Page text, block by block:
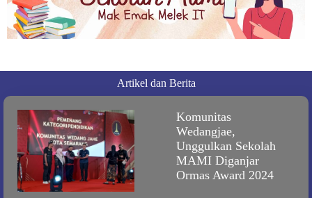
Artikel dan Berita
Komunitas
Wedangjae,
Unggulkan Sekolah
MAMI Diganjar
Ormas Award 2024